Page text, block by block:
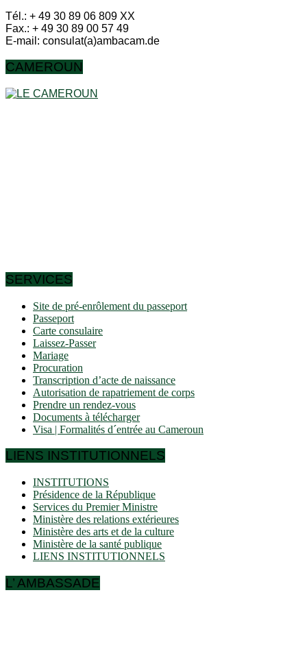
Tél.: + 49 30 89 06 809 XX
Fax.: + 49 30 89 00 57 49
E-mail: consulat(a)ambacam.de
CAMEROUN
SERVICES
Site de pré-enrôlement du passeport
Passeport
Carte consulaire
Laissez-Passer
Mariage
Procuration
Transcription d’acte de naissance
Autorisation de rapatriement de corps
Prendre un rendez-vous
Documents à télécharger
Visa | Formalités d´entrée au Cameroun
LIENS INSTITUTIONNELS
INSTITUTIONS
Présidence de la République
Services du Premier Ministre
Ministère des relations extérieures
Ministère des arts et de la culture
Ministère de la santé publique
LIENS INSTITUTIONNELS
L’ AMBASSADE